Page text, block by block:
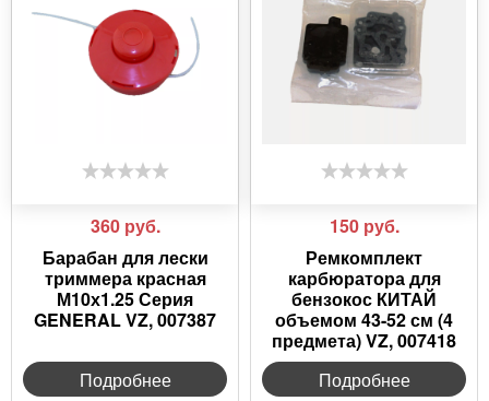
360 руб.
Барабан для лески
триммера красная
М10х1.25 Серия
GENERAL VZ, 007387
Подробнее
150 руб.
Ремкомплект
карбюратора для
бензокос КИТАЙ
объемом 43-52 см (4
предмета) VZ, 007418
Подробнее